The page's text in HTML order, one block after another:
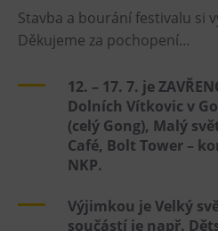
Národní zemědělské
Fajna Dilna
Prohlídky
Dolní Vítkovice
Hornické muzeum
Občerstvení
Stavba a bourání festivalu si
Děkujeme za pochopení…
12. – 17. 7. je
Dolních Vítkovic v
(celý Gong), Malý
Café, Bolt Tower –
NKP.
Výjimkou je Velký
součástí je např.